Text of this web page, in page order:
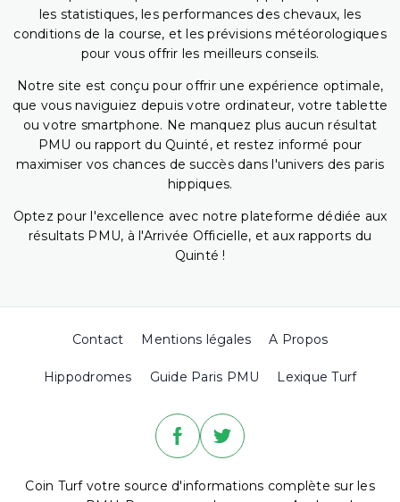
les statistiques, les performances des chevaux, les
conditions de la course, et les prévisions météorologiques
pour vous offrir les meilleurs conseils.
Notre site est conçu pour offrir une expérience optimale,
que vous naviguiez depuis votre ordinateur, votre tablette
ou votre smartphone. Ne manquez plus aucun résultat
PMU ou rapport du Quinté, et restez informé pour
maximiser vos chances de succès dans l'univers des paris
hippiques.
Optez pour l'excellence avec notre plateforme dédiée aux
résultats PMU, à l'Arrivée Officielle, et aux rapports du
Quinté !
Contact Mentions légales A Propos
Hippodromes Guide Paris PMU Lexique Turf
Coin Turf votre source d'informations complète sur les